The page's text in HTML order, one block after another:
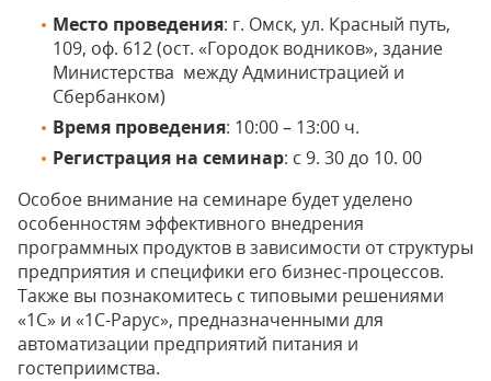
Место проведения: г. Омск, ул. Красный путь,
109, оф. 612 (ост. «Городок водников», здание
Министерства между Администрацией и
Сбербанком)
Время проведения: 10:00 – 13:00 ч.
Регистрация на семинар: с 9. 30 до 10. 00
Особое внимание на семинаре будет уделено
особенностям эффективного внедрения
программных продуктов в зависимости от структуры
предприятия и специфики его бизнес-процессов.
Также вы познакомитесь с типовыми решениями
«1С» и «1С-Рарус», предназначенными для
автоматизации предприятий питания и
гостеприимства.